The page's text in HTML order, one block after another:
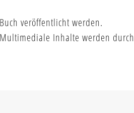
veröffentlicht werden.
Inhalte werden durch